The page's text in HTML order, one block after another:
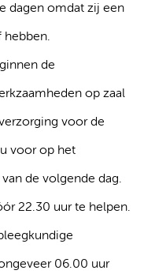
dagen omdat zij een
hebben.
de
op zaal
voor de
voor op het
de volgende dag.
22.30 uur te helpen.
06.00 uur